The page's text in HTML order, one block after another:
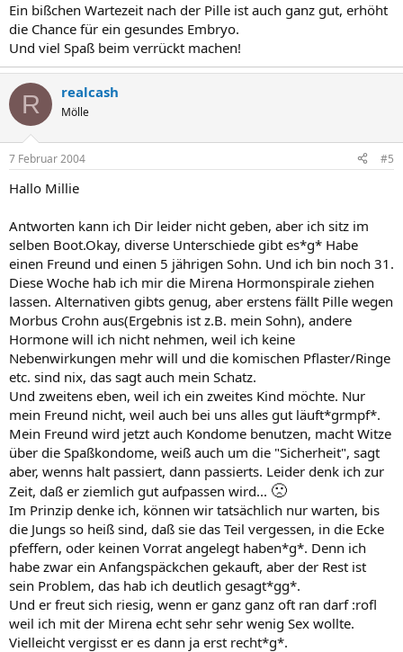
Ein bißchen Wartezeit nach der Pille ist auch ganz gut, erhöht
die Chance für ein gesundes Embryo.
Und viel Spaß beim verrückt machen!
R realcash
Mölle
7 Februar 2004 #5
Hallo Millie
Antworten kann ich Dir leider nicht geben, aber ich sitz im
selben Boot.Okay, diverse Unterschiede gibt es*g* Habe
einen Freund und einen 5 jährigen Sohn. Und ich bin noch 31.
Diese Woche hab ich mir die Mirena Hormonspirale ziehen
lassen. Alternativen gibts genug, aber erstens fällt Pille wegen
Morbus Crohn aus(Ergebnis ist z.B. mein Sohn), andere
Hormone will ich nicht nehmen, weil ich keine
Nebenwirkungen mehr will und die komischen Pflaster/Ringe
etc. sind nix, das sagt auch mein Schatz.
Und zweitens eben, weil ich ein zweites Kind möchte. Nur
mein Freund nicht, weil auch bei uns alles gut läuft*grmpf*.
Mein Freund wird jetzt auch Kondome benutzen, macht Witze
über die Spaßkondome, weiß auch um die "Sicherheit", sagt
aber, wenns halt passiert, dann passierts. Leider denk ich zur
Zeit, daß er ziemlich gut aufpassen wird... 🙁
Im Prinzip denke ich, können wir tatsächlich nur warten, bis
die Jungs so heiß sind, daß sie das Teil vergessen, in die Ecke
pfeffern, oder keinen Vorrat angelegt haben*g*. Denn ich
habe zwar ein Anfangspäckchen gekauft, aber der Rest ist
sein Problem, das hab ich deutlich gesagt*gg*.
Und er freut sich riesig, wenn er ganz ganz oft ran darf :rofl
weil ich mit der Mirena echt sehr sehr wenig Sex wollte.
Vielleicht vergisst er es dann ja erst recht*g*.